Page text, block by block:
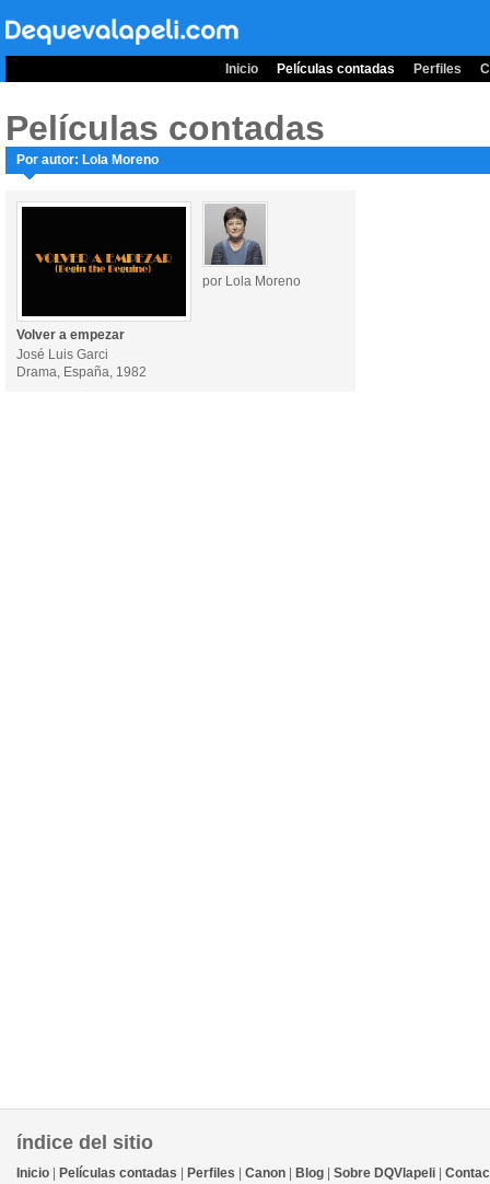
Inicio Películas contadas Perfiles
Películas contadas
Por autor: Lola Moreno
por Lola Moreno
Volver a empezar
José Luis Garci
Drama, España, 1982
índice del sitio
Inicio Películas contadas Perfiles Canon Blog Sobre DQVlapeli